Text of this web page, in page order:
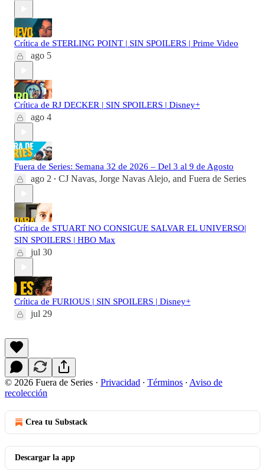
Crítica de STERLING POINT | SIN SPOILERS | Prime Video
ago 5
Crítica de RJ DECKER | SIN SPOILERS | Disney+
ago 4
Fuera de Series: Semana 32 de 2026 – Del 3 al 9 de Agosto
ago 2 • CJ Navas, Jorge Navas Alejo, and Fuera de Series
Crítica de STUART NO CONSIGUE SALVAR EL UNIVERSO|
SIN SPOILERS | HBO Max
jul 30
Crítica de FURIOUS | SIN SPOILERS | Disney+
jul 29
© 2026 Fuera de Series · Privacidad ∙ Términos ∙ Aviso de
recolección
Crea tu Substack
Descargar la app